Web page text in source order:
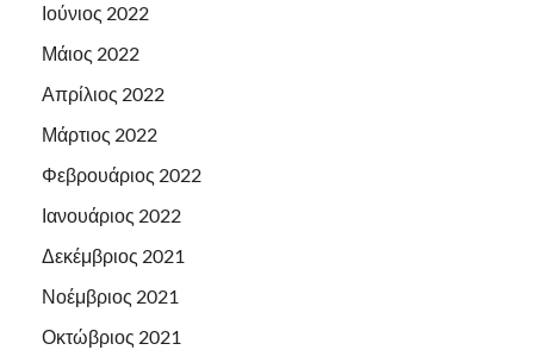
Ιούνιος 2022
Μάιος 2022
Απρίλιος 2022
Μάρτιος 2022
Φεβρουάριος 2022
Ιανουάριος 2022
Δεκέμβριος 2021
Νοέμβριος 2021
Οκτώβριος 2021